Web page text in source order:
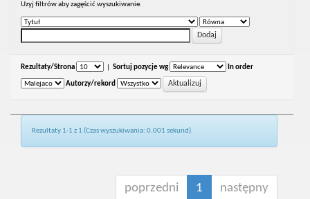
Uzyj filtrów aby zagęścić wyszukiwanie.
Rezultaty/Strona Sortuj pozycje wg In order
Autorzy/rekord
Rezultaty 1-1 z 1 (Czas wyszukiwania: 0.001 sekund).
poprzedni 1 następny